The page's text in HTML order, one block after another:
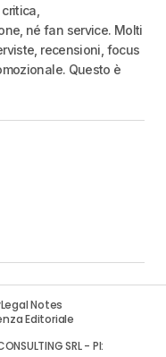
né fan service. Molti
recensioni, focus
Questo è
Legal Notes
Editoriale
SRL - PI: